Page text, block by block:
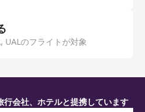
UALのフライトが対象
行会社、ホテルと提携しています